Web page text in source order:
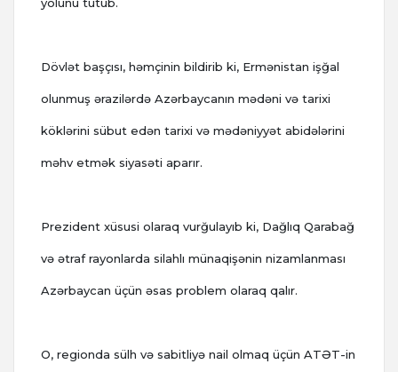
yolunu tutub.
Dövlət başçısı, həmçinin bildirib ki, Ermənistan işğal
olunmuş ərazilərdə Azərbaycanın mədəni və tarixi
köklərini sübut edən tarixi və mədəniyyət abidələrini
məhv etmək siyasəti aparır.
Prezident xüsusi olaraq vurğulayıb ki, Dağlıq Qarabağ
və ətraf rayonlarda silahlı münaqişənin nizamlanması
Azərbaycan üçün əsas problem olaraq qalır.
O, regionda sülh və sabitliyə nail olmaq üçün ATƏT-in